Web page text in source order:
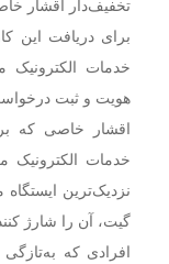
تخفیف‌دار اقشار
برای دریافت این
خدمات الکترونیک
هویت و ثبت
اقشار خاصی که
خدمات الکترونیک
نزدیک‌ترین ایستگاه
گیت، آن را شارژ
افرادی که